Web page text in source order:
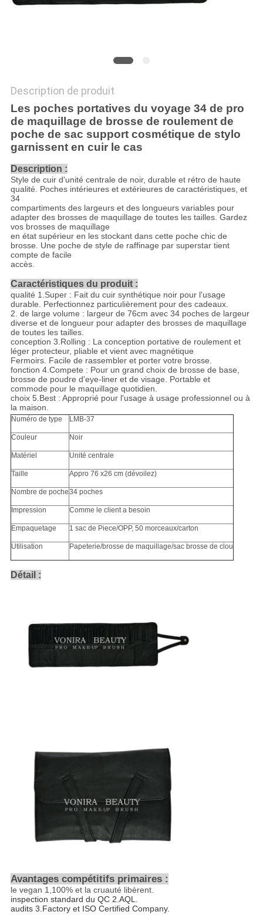
Description de produit
Les poches portatives du voyage 34 de pro
de maquillage de brosse de roulement de
poche de sac support cosmétique de stylo
garnissent en cuir le cas
Description :
Style de cuir d'unité centrale de noir, durable et rétro de haute
qualité. Poches intérieures et extérieures de caractéristiques, et
34
compartiments des largeurs et des longueurs variables pour
adapter des brosses de maquillage de toutes les tailles. Gardez
vos brosses de maquillage
en état supérieur en les stockant dans cette poche chic de
brosse. Une poche de style de raffinage par superstar tient
compte de facile
accès.
Caractéristiques du produit :
qualité 1.Super : Fait du cuir synthétique noir pour l'usage
durable. Perfectionnez particulièrement pour des cadeaux.
2. de large volume : largeur de 76cm avec 34 poches de largeur
diverse et de longueur pour adapter des brosses de maquillage
de toutes les tailles.
conception 3.Rolling : La conception portative de roulement et
léger protecteur, pliable et vient avec magnétique
Fermoirs. Facile de rassembler et porter votre brosse.
fonction 4.Compete : Pour un grand choix de brosse de base,
brosse de poudre d'eye-liner et de visage. Portable et
commode pour le maquillage quotidien.
choix 5.Best : Approprié pour l'usage à usage professionnel ou à
la maison.
Numéro de type LMB-37
Couleur Noir
Matériel Unité centrale
Taille Appro 76 x26 cm (dévoilez)
Nombre de poche34 poches
Impression Comme le client a besoin
Empaquetage 1 sac de Piece/OPP, 50 morceaux/carton
Utilisation Papeterie/brosse de maquillage/sac brosse de clou
Détail :
Avantages compétitifs primaires :
le vegan 1,100%et la cruauté libèrent.
inspection standard du QC 2.AQL.
audits 3.Factory et ISO Certified Company.